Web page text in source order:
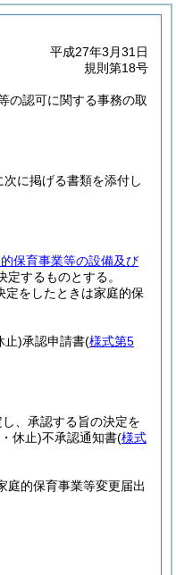
平成27年3月31日
規則第18号
の認可に関する事務の取
次に掲げる書類を添付し
保育事業等の設備及び
するものとする。
定をしたときは家庭的保
止)承認申請書(様式第5
、承認する旨の決定を
休止)不承認通知書(様式
庭的保育事業等変更届出